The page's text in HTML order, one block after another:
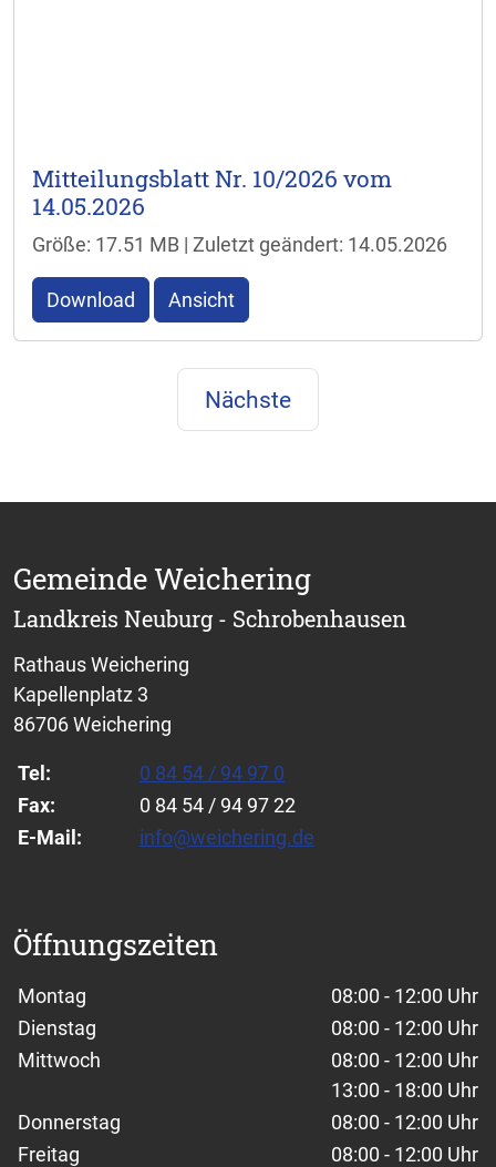
Mitteilungsblatt Nr. 10/2026 vom
14.05.2026
Größe: 17.51 MB | Zuletzt geändert: 14.05.2026
Download Ansicht
Nächste
Gemeinde Weichering
Landkreis Neuburg - Schrobenhausen
Rathaus Weichering
Kapellenplatz 3
86706 Weichering
Tel:
0 84 54 / 94 97 0
Fax:
0 84 54 / 94 97 22
E-Mail:
info@weichering.de
Öffnungszeiten
Wochentage / Monate
Öffnungszeiten / Hinweise
Montag
08:00 - 12:00 Uhr
Dienstag
08:00 - 12:00 Uhr
Mittwoch
08:00 - 12:00 Uhr
13:00 - 18:00 Uhr
Donnerstag
08:00 - 12:00 Uhr
Freitag
08:00 - 12:00 Uhr